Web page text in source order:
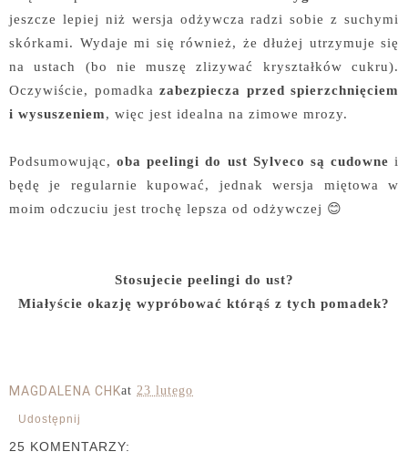
jeszcze lepiej niż wersja odżywcza radzi sobie z suchymi
skórkami. Wydaje mi się również, że dłużej utrzymuje się
na ustach (bo nie muszę zlizywać kryształków cukru).
Oczywiście, pomadka zabezpiecza przed spierzchnięciem
i wysuszeniem, więc jest idealna na zimowe mrozy.
Podsumowując,oba peelingi do ust Sylveco są cudowne i
będę je regularnie kupować, jednak wersja miętowa w
moim odczuciu jest trochę lepsza od odżywczej 😊
Stosujecie peelingi do ust?
Miałyście okazję wypróbować którąś z tych pomadek?
MAGDALENA CHKat 23 lutego
Udostępnij
25 KOMENTARZY: